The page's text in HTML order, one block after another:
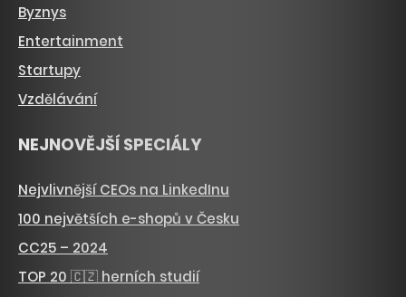
Byznys
Entertainment
Startupy
Vzdělávání
NEJNOVĚJŠÍ SPECIÁLY
Nejvlivnější CEOs na LinkedInu
100 největších e-shopů v Česku
CC25 – 2024
TOP 20 🇨🇿 herních studií